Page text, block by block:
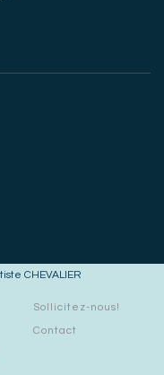
CHEVALIER
Sollicitez-nous!
Contact